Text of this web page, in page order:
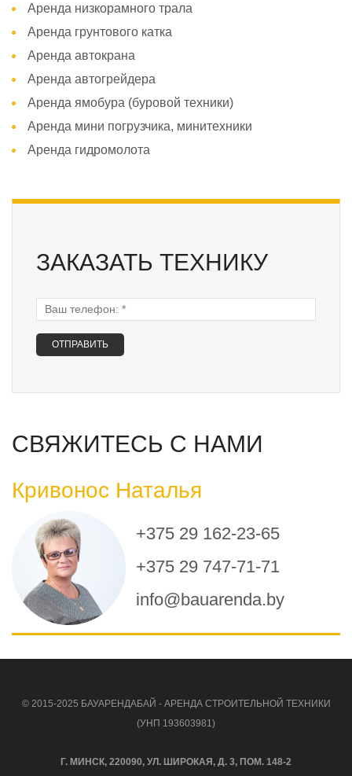
Аренда низкорамного трала
Аренда грунтового катка
Аренда автокрана
Аренда автогрейдера
Аренда ямобура (буровой техники)
Аренда мини погрузчика, минитехники
Аренда гидромолота
ЗАКАЗАТЬ ТЕХНИКУ
Ваш телефон:
СВЯЖИТЕСЬ С НАМИ
Кривонос Наталья
+375 29 162-23-65
+375 29 747-71-71
info@bauarenda.by
© 2015-2025 БАУАРЕНДАБАЙ - АРЕНДА СТРОИТЕЛЬНОЙ ТЕХНИКИ
(УНП 193603981)
Г. МИНСК, 220090, УЛ. ШИРОКАЯ, Д. 3, ПОМ. 148-2